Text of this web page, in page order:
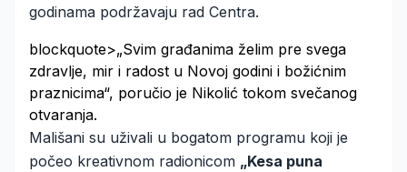
godinama podržavaju rad Centra.
blockquote>„Svim građanima želim pre svega
zdravlje, mir i radost u Novoj godini i božićnim
praznicima“, poručio je Nikolić tokom svečanog
otvaranja.
Mališani su uživali u bogatom programu koji je
počeo kreativnom radionicom „Kesa puna